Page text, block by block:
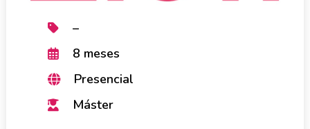
–
8 meses
Presencial
Máster